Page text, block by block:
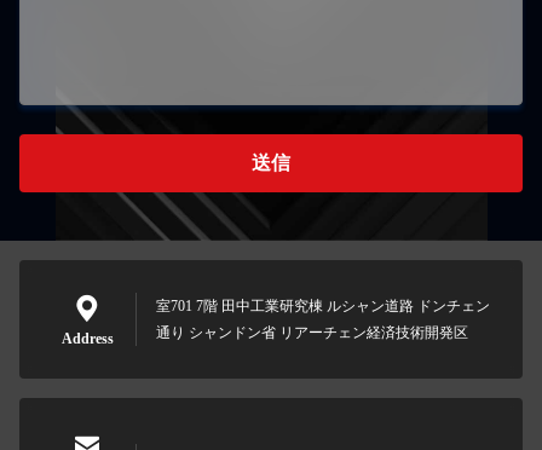
送信
Address
室701 7階 田中工業研究棟 ルシャン道路 ドンチェン
通り シャンドン省 リアーチェン経済技術開発区